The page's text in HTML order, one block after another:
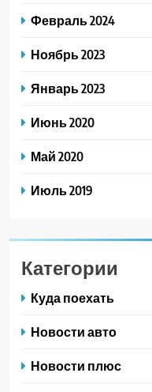
Февраль 2024
Ноябрь 2023
Январь 2023
Июнь 2020
Май 2020
Июль 2019
Категории
Куда поехать
Новости авто
Новости плюс